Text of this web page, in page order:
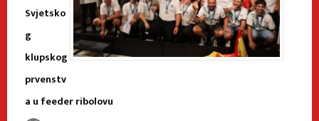
Svjetsko
g
klupskog
prvenstv
a u feeder ribolovu